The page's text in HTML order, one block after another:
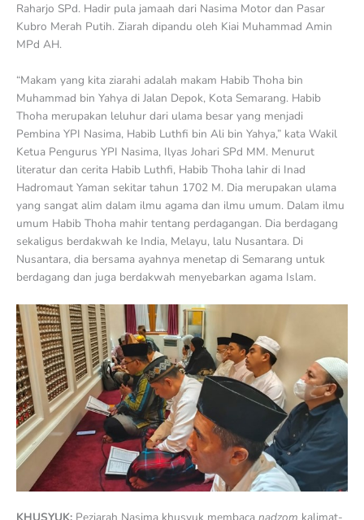
Raharjo SPd. Hadir pula jamaah dari Nasima Motor dan Pasar
Kubro Merah Putih. Ziarah dipandu oleh Kiai Muhammad Amin
MPd AH.
“Makam yang kita ziarahi adalah makam Habib Thoha bin
Muhammad bin Yahya di Jalan Depok, Kota Semarang. Habib
Thoha merupakan leluhur dari ulama besar yang menjadi
Pembina YPI Nasima, Habib Luthfi bin Ali bin Yahya,” kata Wakil
Ketua Pengurus YPI Nasima, Ilyas Johari SPd MM. Menurut
literatur dan cerita Habib Luthfi, Habib Thoha lahir di Inad
Hadromaut Yaman sekitar tahun 1702 M. Dia merupakan ulama
yang sangat alim dalam ilmu agama dan ilmu umum. Dalam ilmu
umum Habib Thoha mahir tentang perdagangan. Dia berdagang
sekaligus berdakwah ke India, Melayu, lalu Nusantara. Di
Nusantara, dia bersama ayahnya menetap di Semarang untuk
berdagang dan juga berdakwah menyebarkan agama Islam.